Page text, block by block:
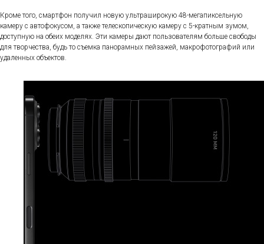
Кроме того, смартфон получил новую ультраширокую 48-мегапиксельную
камеру с автофокусом, а также телескопическую камеру с 5-кратным зумом,
доступную на обеих моделях. Эти камеры дают пользователям больше свободы
для творчества, будь то съемка панорамных пейзажей, макрофотографий или
удаленных объектов.